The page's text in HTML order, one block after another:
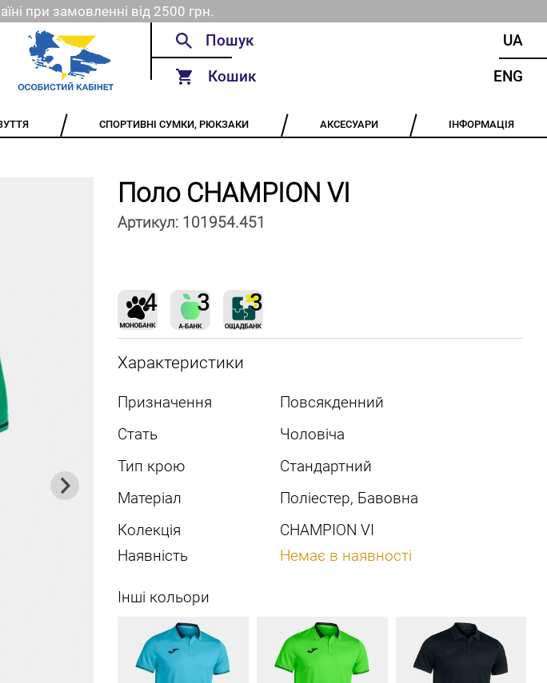
при замовленні від 2500 грн.
Кошик
UA
ENG
СПОРТИВНІ СУМКИ, РЮКЗАКИ АКСЕСУАРИ ІНФОРМАЦІЯ
Поло CHAMPION VI
Артикул: 101954.451
Характеристики
Призначення
Повсякденний
Стать
Чоловіча
Тип крою
Стандартний
Матеріал
Поліестер, Бавовна
Колекція
CHAMPION VI
Наявність
Немає в наявності
Інші кольори